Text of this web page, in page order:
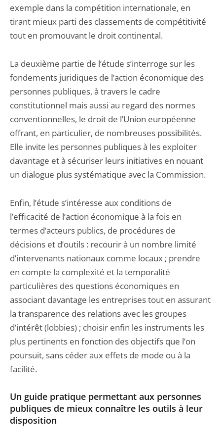
exemple dans la compétition internationale, en
tirant mieux parti des classements de compétitivité
tout en promouvant le droit continental.
La deuxième partie de l’étude s’interroge sur les
fondements juridiques de l’action économique des
personnes publiques, à travers le cadre
constitutionnel mais aussi au regard des normes
conventionnelles, le droit de l’Union européenne
offrant, en particulier, de nombreuses possibilités.
Elle invite les personnes publiques à les exploiter
davantage et à sécuriser leurs initiatives en nouant
un dialogue plus systématique avec la Commission.
Enfin, l’étude s’intéresse aux conditions de
l’efficacité de l’action économique à la fois en
termes d’acteurs publics, de procédures de
décisions et d’outils : recourir à un nombre limité
d’intervenants nationaux comme locaux ; prendre
en compte la complexité et la temporalité
particulières des questions économiques en
associant davantage les entreprises tout en assurant
la transparence des relations avec les groupes
d’intérêt (lobbies) ; choisir enfin les instruments les
plus pertinents en fonction des objectifs que l’on
poursuit, sans céder aux effets de mode ou à la
facilité.
Un guide pratique permettant aux personnes
publiques de mieux connaître les outils à leur
disposition